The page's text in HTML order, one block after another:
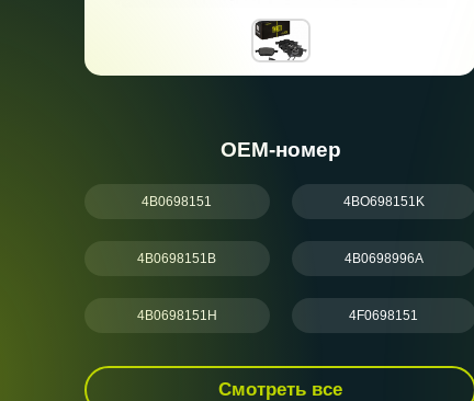
ОЕМ-номер
4B0698151 4BO698151K
4B0698151B 4B0698996A
4B0698151H 4F0698151
Смотреть все